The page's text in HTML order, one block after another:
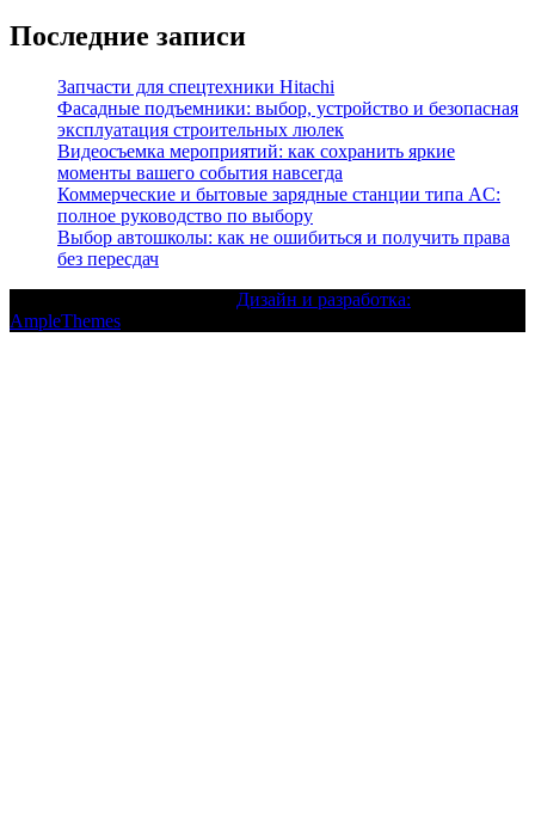
Последние записи
Запчасти для спецтехники Hitachi
Фасадные подъемники: выбор, устройство и безопасная
эксплуатация строительных люлек
Видеосъемка мероприятий: как сохранить яркие
моменты вашего события навсегда
Коммерческие и бытовые зарядные станции типа AC:
полное руководство по выбору
Выбор автошколы: как не ошибиться и получить права
без пересдач
Дизайн и разработка:
AmpleThemes